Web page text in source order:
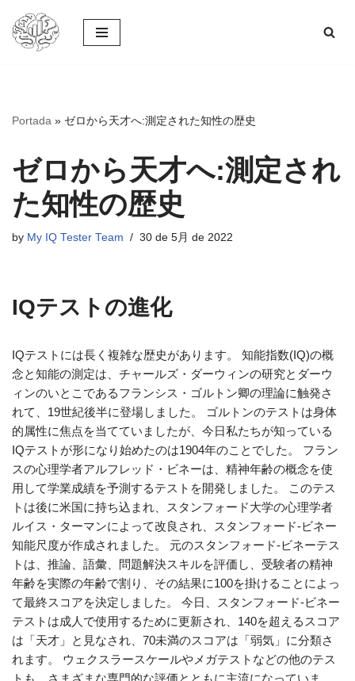
コ
ツ
ス
キ
ッ
プ
Portada » ゼロから天才へ:測定された知性の歴史
ゼロから天才へ:測定され
た知性の歴史
by My IQ Tester Team 30 de 5月 de 2022
IQテストの進化
IQテストには長く複雑な歴史があります。 知能指数(IQ)の概
念と知能の測定は、チャールズ・ダーウィンの研究とダーウ
ィンのいとこであるフランシス・ゴルトン卿の理論に触発さ
れて、19世紀後半に登場しました。 ゴルトンのテストは身体
的属性に焦点を当てていましたが、今日私たちが知っている
IQテストが形になり始めたのは1904年のことでした。 フラン
スの心理学者アルフレッド・ビネーは、精神年齢の概念を使
用して学業成績を予測するテストを開発しました。 このテス
トは後に米国に持ち込まれ、スタンフォード大学の心理学者
ルイス・ターマンによって改良され、スタンフォード-ビネー
知能尺度が作成されました。 元のスタンフォード-ビネーテス
トは、推論、語彙、問題解決スキルを評価し、受験者の精神
年齢を実際の年齢で割り、その結果に100を掛けることによっ
て最終スコアを決定しました。 今日、スタンフォード-ビネー
テストは成人で使用するために更新され、140を超えるスコア
は「天才」と見なされ、70未満のスコアは「弱気」に分類さ
れます。 ウェクスラースケールやメガテストなどの他のテス
トも、さまざまな専門的な評価とともに主流になっていま